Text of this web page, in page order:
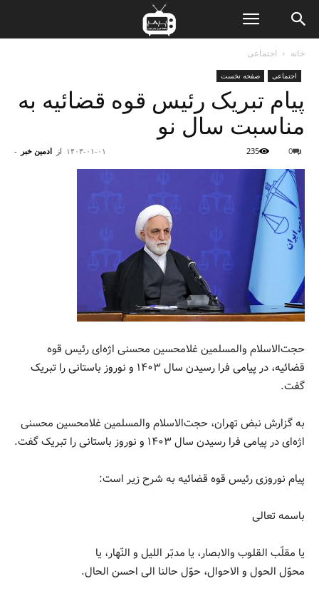
خانه اجتماعی
اجتماعی صفحه نخست
پیام تبریک رئیس قوه قضائیه به
مناسبت سال نو
از ادمین خبر - ۱۴۰۳-۰۱-۰۱ 0
235
حجت‌الاسلام والمسلمین غلامحسین محسنی اژه‌ای رئیس قوه
قضائیه، در پیامی فرا رسیدن سال ۱۴۰۳ و نوروز باستانی را تبریک
گفت.
به گزارش نبض تهران، حجت‌الاسلام والمسلمین غلامحسین محسنی
اژه‌ای در پیامی فرا رسیدن سال ۱۴۰۳ و نوروز باستانی را تبریک گفت.
پیام نوروزی رئیس قوه قضائیه به شرح زیر است:
باسمه تعالی
یا مقلّب القلوب والابصار، یا مدبّر اللیل و النّهار، یا
محوّل الحول و الاحوال، حوّل حالنا الی احسن الحال.